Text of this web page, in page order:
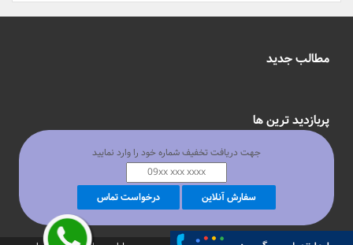
مطالب جدید
پربازدید ترین ها
محلات تهران
جهت دریافت تخفیف شماره خود را وارد نمایید
درخواست تماس سفارش آنلاین